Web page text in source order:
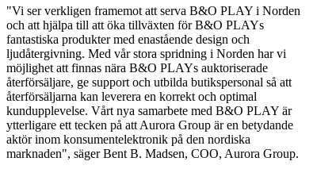
"Vi ser verkligen framemot att serva B&O PLAY i Norden
och att hjälpa till att öka tillväxten för B&O PLAYs
fantastiska produkter med enastående design och
ljudåtergivning. Med vår stora spridning i Norden har vi
möjlighet att finnas nära B&O PLAYs auktoriserade
återförsäljare, ge support och utbilda butikspersonal så att
återförsäljarna kan leverera en korrekt och optimal
kundupplevelse. Vårt nya samarbete med B&O PLAY är
ytterligare ett tecken på att Aurora Group är en betydande
aktör inom konsumentelektronik på den nordiska
marknaden", säger Bent B. Madsen, COO, Aurora Group.